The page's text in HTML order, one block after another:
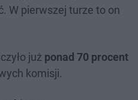
W pierwszej turze to on
już ponad 70 procent
komisji.